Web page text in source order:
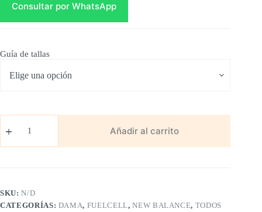
Consultar por WhatsApp
Guía de tallas
Balance
Rebel
Añadir al carrito
SKU:N/D
CATEGORÍAS: DAMA, FUELCELL,NEW BALANCE, TODOS